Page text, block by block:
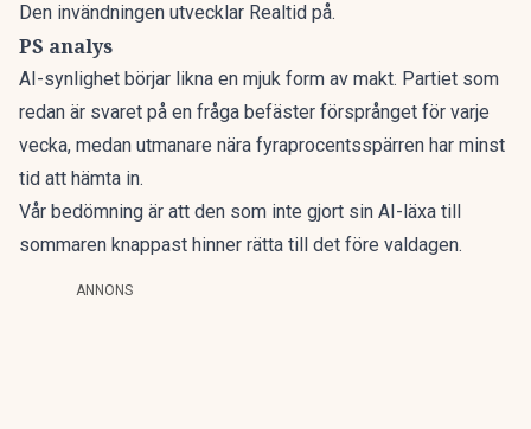
Den invändningen utvecklar Realtid på.
PS analys
AI-synlighet börjar likna en mjuk form av makt. Partiet som
redan är svaret på en fråga befäster försprånget för varje
vecka, medan utmanare nära fyraprocentsspärren har minst
tid att hämta in.
Vår bedömning är att den som inte gjort sin AI-läxa till
sommaren knappast hinner rätta till det före valdagen.
ANNONS